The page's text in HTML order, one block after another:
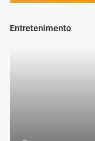
Entretenimento